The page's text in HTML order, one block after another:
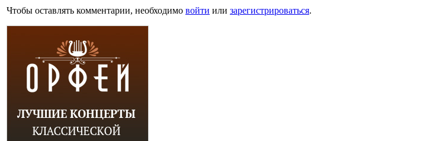
Чтобы оставлять комментарии, необходимо войти или зарегистрироваться.